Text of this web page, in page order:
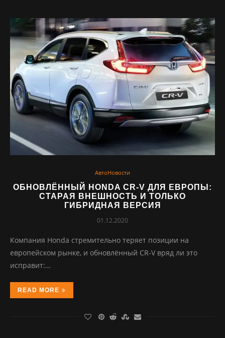
АвтоНовости
ОБНОВЛЁННЫЙ HONDA CR-V ДЛЯ ЕВРОПЫ:
СТАРАЯ ВНЕШНОСТЬ И ТОЛЬКО
ГИБРИДНАЯ ВЕРСИЯ
01.12.2020
Компания Honda стремительно теряет позиции на
европейском рынке, и обновлённый CR-V вряд ли это
исправит:…
READ MORE